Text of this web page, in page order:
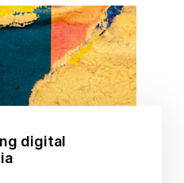
digital